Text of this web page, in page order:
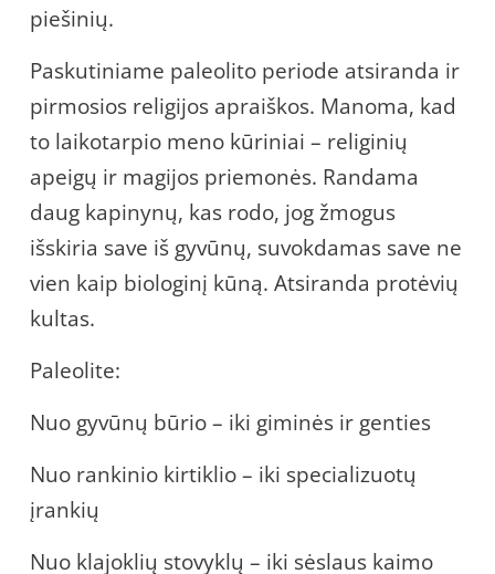
piešinių.
Paskutiniame paleolito periode atsiranda ir
pirmosios religijos apraiškos. Manoma, kad
to laikotarpio meno kūriniai – religinių
apeigų ir magijos priemonės. Randama
daug kapinynų, kas rodo, jog žmogus
išskiria save iš gyvūnų, suvokdamas save ne
vien kaip biologinį kūną. Atsiranda protėvių
kultas.
Paleolite:
Nuo gyvūnų būrio – iki giminės ir genties
Nuo rankinio kirtiklio – iki specializuotų
įrankių
Nuo klajoklių stovyklų – iki sėslaus kaimo